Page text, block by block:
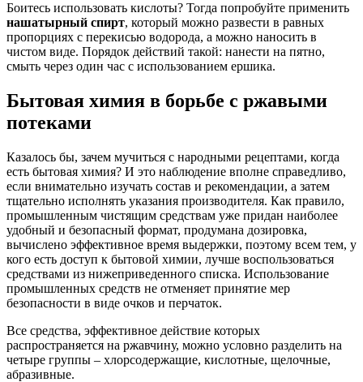
Боитесь использовать кислоты? Тогда попробуйте применить
нашатырный спирт, который можно развести в равных
пропорциях с перекисью водорода, а можно наносить в
чистом виде. Порядок действий такой: нанести на пятно,
смыть через один час с использованием ершика.
Бытовая химия в борьбе с ржавыми
потеками
Казалось бы, зачем мучиться с народными рецептами, когда
есть бытовая химия? И это наблюдение вполне справедливо,
если внимательно изучать состав и рекомендации, а затем
тщательно исполнять указания производителя. Как правило,
промышленным чистящим средствам уже придан наиболее
удобный и безопасный формат, продумана дозировка,
вычислено эффективное время выдержки, поэтому всем тем, у
кого есть доступ к бытовой химии, лучше воспользоваться
средствами из нижеприведенного списка. Использование
промышленных средств не отменяет принятие мер
безопасности в виде очков и перчаток.
Все средства, эффективное действие которых
распространяется на ржавчину, можно условно разделить на
четыре группы – хлорсодержащие, кислотные, щелочные,
абразивные.